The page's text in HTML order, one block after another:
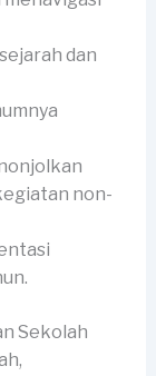
dan
non-
Sekolah